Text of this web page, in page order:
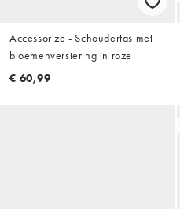
Accessorize - Schoudertas met
bloemenversiering in roze
€ 60,99